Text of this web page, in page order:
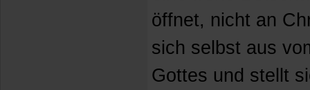
öffnet, nicht an
sich selbst aus
Gottes und stellt